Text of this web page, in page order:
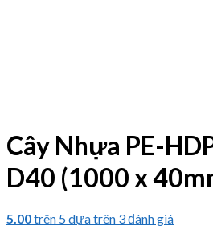
Cây Nhựa PE-
D40 (1000 x
5.00trên 5 dựa trên 3đánh giá